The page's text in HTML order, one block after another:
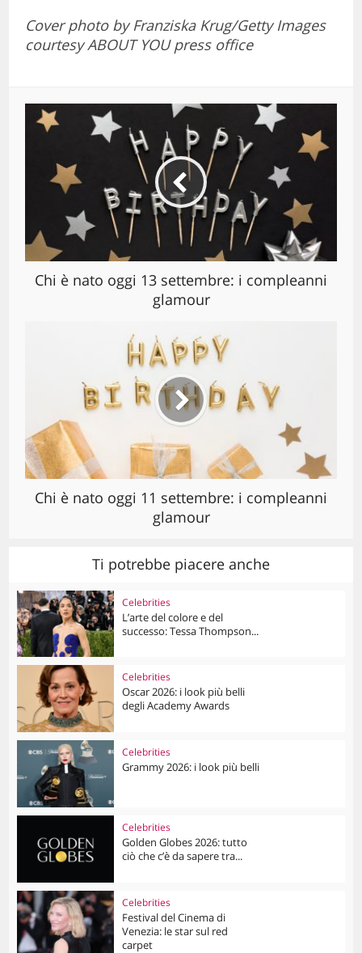
Cover photo by Franziska Krug/Getty Images
courtesy ABOUT YOU press office
Chi è nato oggi 13 settembre: i compleanni
glamour
Chi è nato oggi 11 settembre: i compleanni
glamour
Ti potrebbe piacere anche
Celebrities
L’arte del colore e del
successo: Tessa Thompson...
Celebrities
Oscar 2026: i look più belli
degli Academy Awards
Celebrities
Grammy 2026: i look più belli
Celebrities
Golden Globes 2026: tutto
ciò che c’è da sapere tra...
Celebrities
Festival del Cinema di
Venezia: le star sul red
carpet